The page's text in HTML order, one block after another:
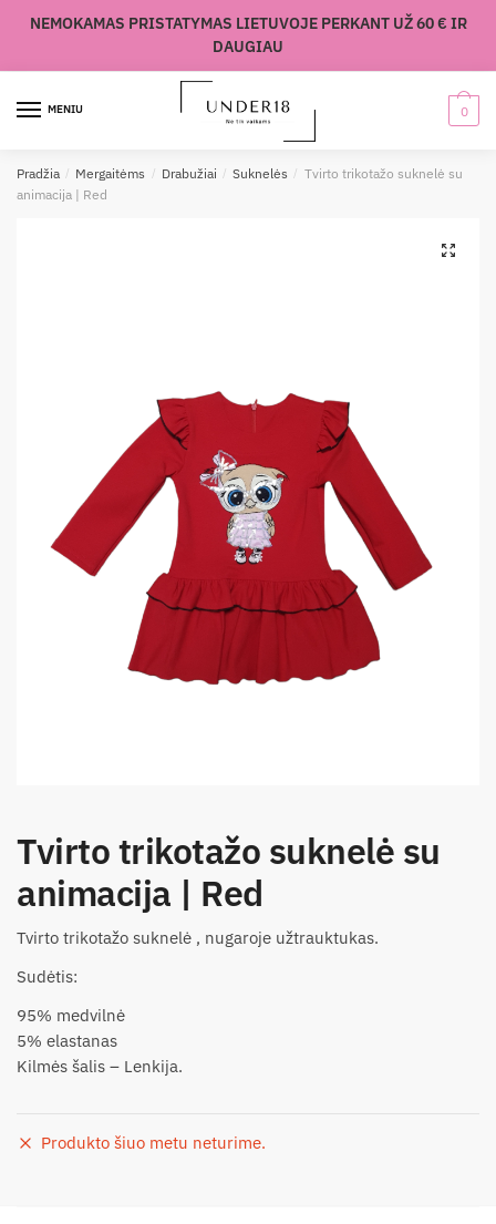
NEMOKAMAS PRISTATYMAS LIETUVOJE PERKANT UŽ 60 € IR
DAUGIAU
MENIU 0
Pradžia / Mergaitėms / Drabužiai / Suknelės / Tvirto trikotažo suknelė su
animacija | Red
🔍
Tvirto trikotažo suknelė su
animacija | Red
Tvirto trikotažo suknelė , nugaroje užtrauktukas.
Sudėtis:
95% medvilnė
5% elastanas
Kilmės šalis – Lenkija.
Produkto šiuo metu neturime.